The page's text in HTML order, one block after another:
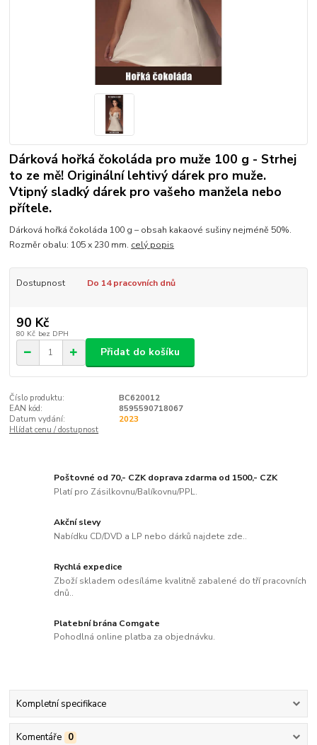
Dárková hořká čokoláda pro muže 100 g - Strhej
to ze mě! Originální lehtivý dárek pro muže.
Vtipný sladký dárek pro vašeho manžela nebo
přítele.
Dárková hořká čokoláda 100 g – obsah kakaové sušiny nejméně 50%.
Rozměr obalu: 105 x 230 mm. celý popis
Dostupnost Do 14 pracovních dnů
90 Kč
80 Kč bez DPH
Přidat do košíku
Číslo produktu:
BC620012
EAN kód:
8595590718067
Datum vydání:
2023
Hlídat cenu / dostupnost
Poštovné od 70,- CZK doprava zdarma od 1500,- CZK
Platí pro Zásilkovnu/Balíkovnu/PPL.
Akční slevy
Nabídku CD/DVD a LP nebo dárků najdete zde..
Rychlá expedice
Zboží skladem odesíláme kvalitně zabalené do tří pracovních
dnů..
Platební brána Comgate
Pohodlná online platba za objednávku.
Kompletní specifikace
Komentáře 0